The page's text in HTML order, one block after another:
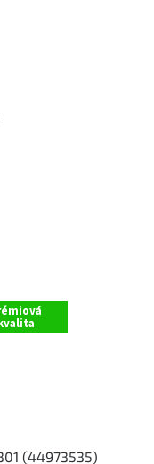
(44973535)